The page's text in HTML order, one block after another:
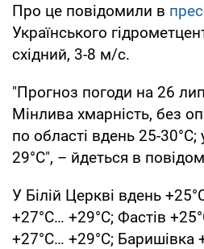
Про це повідомили в
Українського
східний, 3-8 м/с.
"Прогноз погоди на 26
Мінлива хмарність, без
по області вдень 25-30°С;
29°С", – йдеться в
У Білій Церкві вдень
+27°С… +29°С; Фастів
+27°С… +29°С; Баришівка